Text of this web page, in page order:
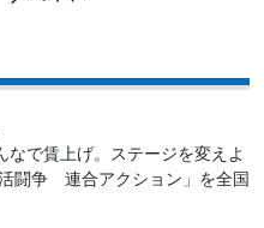
で賃上げ。ステージを変えよ
闘争 連合アクション」を全国